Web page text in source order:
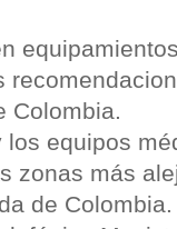
Colombia.
los equipos
zonas más
de Colombia.